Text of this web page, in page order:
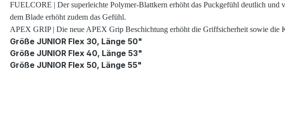
FUELCORE | Der superleichte Polymer-Blattkern erhöht das Puckgefühl deutlich
dem Blade erhöht zudem das Gefühl.
APEX GRIP | Die neue APEX Grip Beschichtung erhöht die Griffsicherheit sowie die
Größe JUNIOR Flex 30, Länge 50"
Größe JUNIOR Flex 40, Länge 53"
Größe JUNIOR Flex 50, Länge 55"